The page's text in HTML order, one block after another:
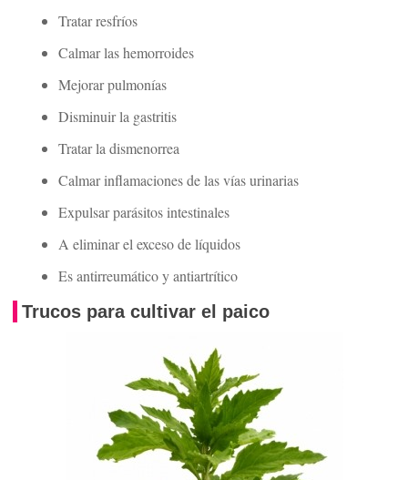
Tratar resfríos
Calmar las hemorroides
Mejorar pulmonías
Disminuir la gastritis
Tratar la dismenorrea
Calmar inflamaciones de las vías urinarias
Expulsar parásitos intestinales
A eliminar el exceso de líquidos
Es antirreumático y antiartrítico
Trucos para cultivar el paico